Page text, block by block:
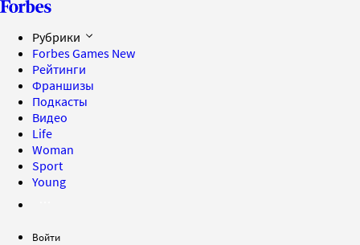
Рубрики
Forbes Games New
Рейтинги
Франшизы
Подкасты
Видео
Life
Woman
Sport
Young
Войти